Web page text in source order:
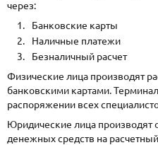
через:
Банковские карты
Наличные платежи
Безналичный расчет
Физические лица производят
банковскими картами.
распоряжении всех
Юридические лица производят
денежных средств на